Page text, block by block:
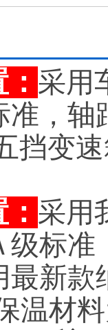
采用
，轴
挡变
采用
级标准
最新
温材